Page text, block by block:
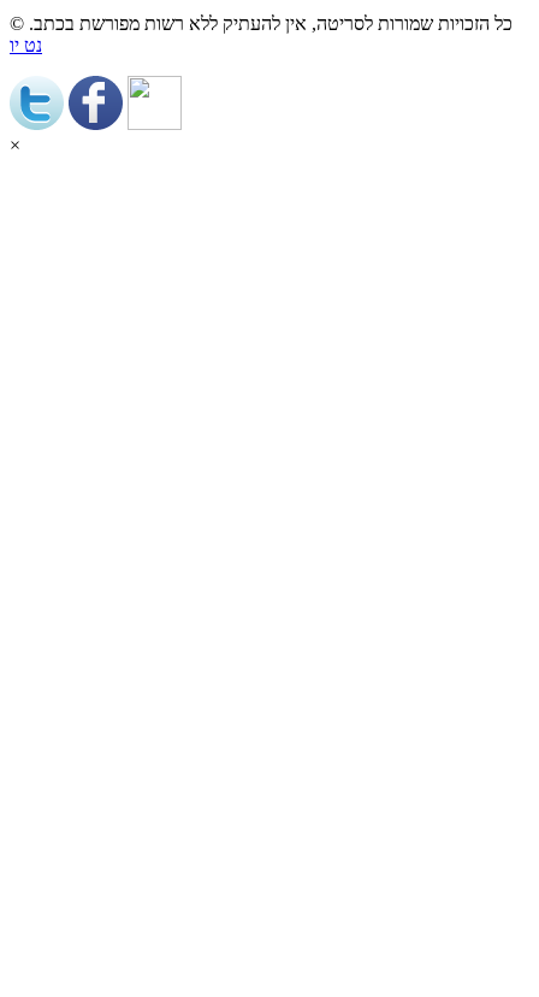
© כל הזכויות שמורות לסריטה, אין להעתיק ללא רשות מפורשת בכתב.
נט יו
×